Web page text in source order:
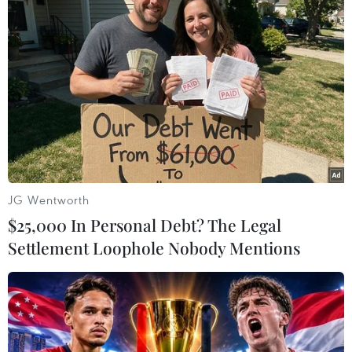
Thái Lan: Thủ lĩnh "Áo đỏ" tuyên bố sẽ tiếp
tục biểu tình
22/05/2014 11:24
Thủ lĩnh lực lượng "Áo đỏ" ủng hộ Chính phủ Thái Lan
Jatuporn Prompan tuyên bố nhóm chính trị này sẽ tiếp
JG Wentworth
$25,000 In Personal Debt? The Legal
Settlement Loophole Nobody Mentions